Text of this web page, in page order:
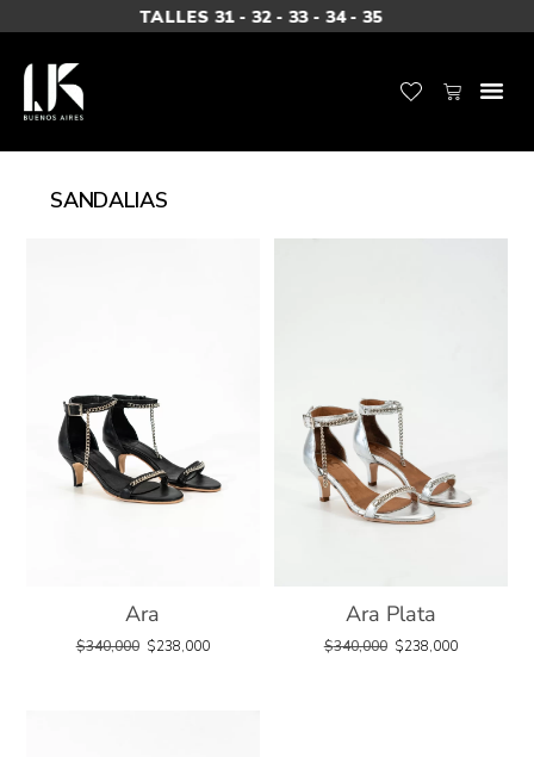
TALLES 31 - 32 - 33 - 34 - 35
SANDALIAS
Ara
$340,000 $238,000
Ara Plata
$340,000 $238,000